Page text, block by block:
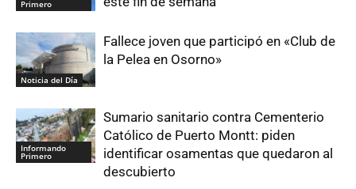
Primero
Noticia del Día
Fallece joven que participó en «Club de
la Pelea en Osorno»
Informando
Primero
Sumario sanitario contra Cementerio
Católico de Puerto Montt: piden
identificar osamentas que quedaron al
descubierto